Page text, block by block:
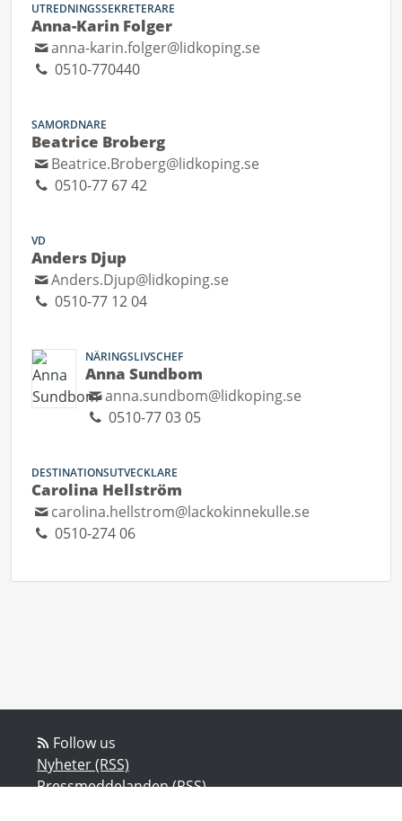
UTREDNINGSSEKRETERARE
Anna-Karin Folger
anna-karin.folger@lidkoping.se
0510-770440
SAMORDNARE
Beatrice Broberg
Beatrice.Broberg@lidkoping.se
0510-77 67 42
VD
Anders Djup
Anders.Djup@lidkoping.se
0510-77 12 04
NÄRINGSLIVSCHEF
Anna Sundbom
anna.sundbom@lidkoping.se
0510-77 03 05
DESTINATIONSUTVECKLARE
Carolina Hellström
carolina.hellstrom@lackokinnekulle.se
0510-274 06
Follow us
Nyheter (RSS)
Pressmeddelanden (RSS)